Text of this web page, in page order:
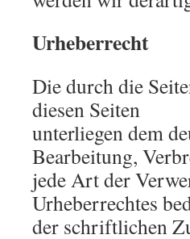
Urheberrecht
Die durch die
diesen Seiten
unterliegen dem
Bearbeitung,
jede Art der
Urheberrechtes
der schriftlichen